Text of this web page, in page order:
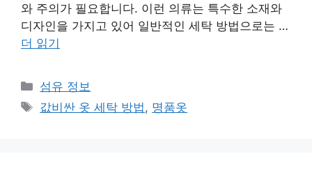
와 주의가 필요합니다. 이런 의류는 특수한 소재와
디자인을 가지고 있어 일반적인 세탁 방법으로는 …
더 읽기
카
테
고
섬유 정보
태
값비싼 옷 세탁 방법 , 명품옷